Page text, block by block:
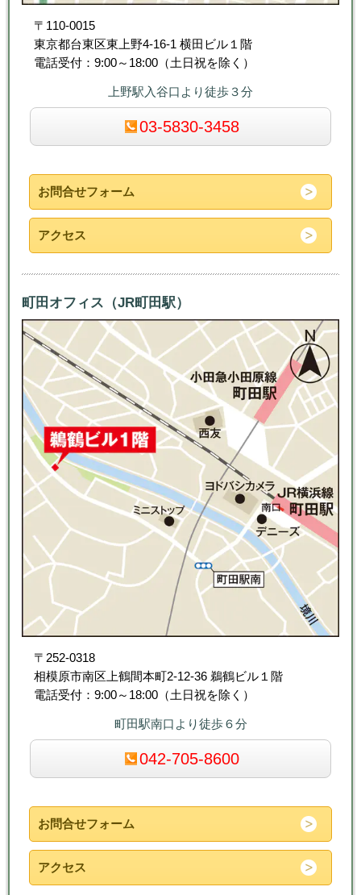
〒110-0015
東京都台東区東上野4-16-1 横田ビル１階
電話受付：9:00～18:00（土日祝を除く）
上野駅入谷口より徒歩３分
03-5830-3458
お問合せフォーム
アクセス
町田オフィス（JR町田駅）
〒252-0318
相模原市南区上鶴間本町2-12-36 鵜鶴ビル１階
電話受付：9:00～18:00（土日祝を除く）
町田駅南口より徒歩６分
042-705-8600
お問合せフォーム
アクセス